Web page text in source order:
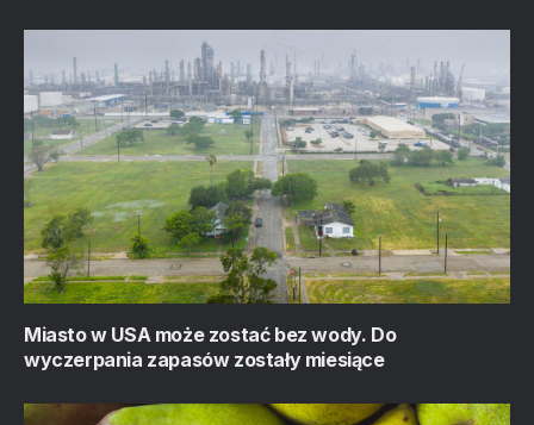
Miasto w USA może zostać bez wody. Do
wyczerpania zapasów zostały miesiące